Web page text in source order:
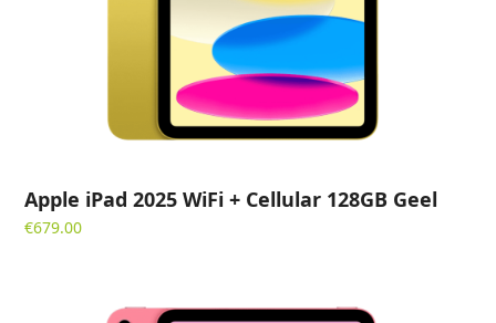
Apple iPad 2025 WiFi + Cellular 128GB Geel
€679.00